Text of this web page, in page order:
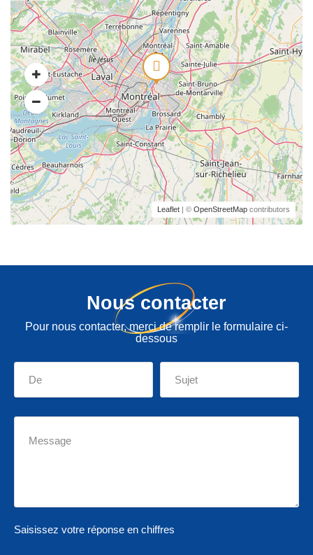
Leaflet | © OpenStreetMap contributors
Nous contacter
Pour nous contacter, merci de remplir le formulaire ci-
dessous
Saisissez votre réponse en chiffres